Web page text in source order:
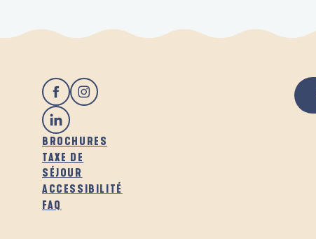
BROCHURES
TAXE DE
SÉJOUR
ACCESSIBILITÉ
FAQ